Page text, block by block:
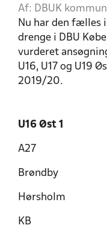
Af: DBUK
Nu har den fælles
drenge i DBU
vurderet
U16, U17 og U19
2019/20.
U16 Øst 1
A27
Brøndby
Hørsholm
KB